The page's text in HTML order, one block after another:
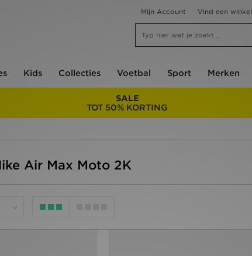
Mijn Account Vind een winkel
Kids Collecties Voetbal Sport Merken
SALE
TOT 50% KORTING
Air Max Moto 2K